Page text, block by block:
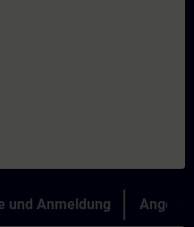
und Anmeldung Angebot